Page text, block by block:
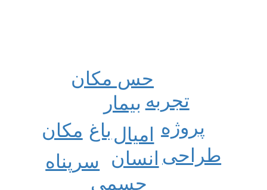
امیال
انسان
باغ
بیمار
پروژه
تجربه
جسمی
حس مکان
سرپناه طراحی
مکان